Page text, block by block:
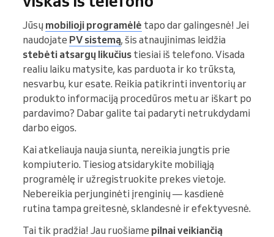
Jūsų mobilioji programėlė tapo dar galingesnė! Jei
naudojate PV sistemą, šis atnaujinimas leidžia
stebėti atsargų likučius tiesiai iš telefono. Visada
realiu laiku matysite, kas parduota ir ko trūksta,
nesvarbu, kur esate. Reikia patikrinti inventorių ar
produkto informaciją procedūros metu ar iškart po
pardavimo? Dabar galite tai padaryti netrukdydami
darbo eigos.
Kai atkeliauja nauja siunta, nereikia jungtis prie
kompiuterio. Tiesiog atsidarykite mobiliąją
programėlę ir užregistruokite prekes vietoje.
Nebereikia perjunginėti įrenginių — kasdienė
rutina tampa greitesnė, sklandesnė ir efektyvesnė.
Tai tik pradžia! Jau ruošiame pilnai veikiančią